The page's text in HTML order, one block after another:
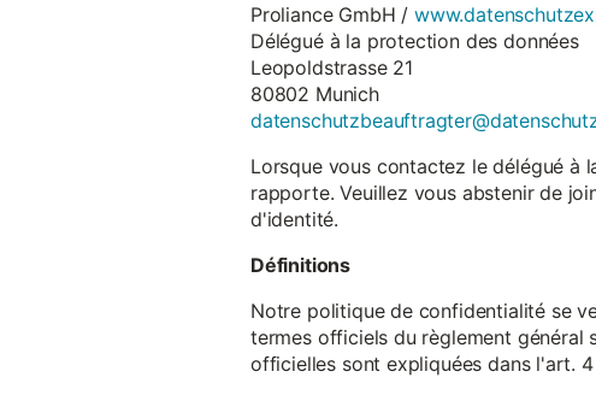
Proliance GmbH /
Délégué à la protection des données
Leopoldstrasse 21
80802 Munich
Lorsque vous contactez le délégué à
rapporte. Veuillez vous abstenir de
d'identité.
Définitions
Notre politique de confidentialité se
termes officiels du règlement général
officielles sont expliquées dans l'art. 4